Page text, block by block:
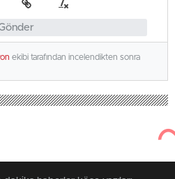
ekibi tarafından incelendikten sonra